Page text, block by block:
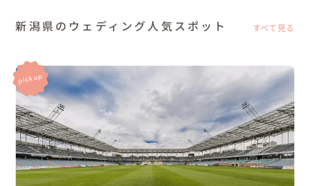
新潟県のウェディング人気スポット すべて見る